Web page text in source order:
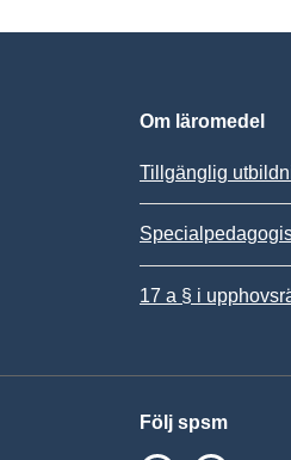
Om läromedel
Tillgänglig
17 a § i
Följ spsm